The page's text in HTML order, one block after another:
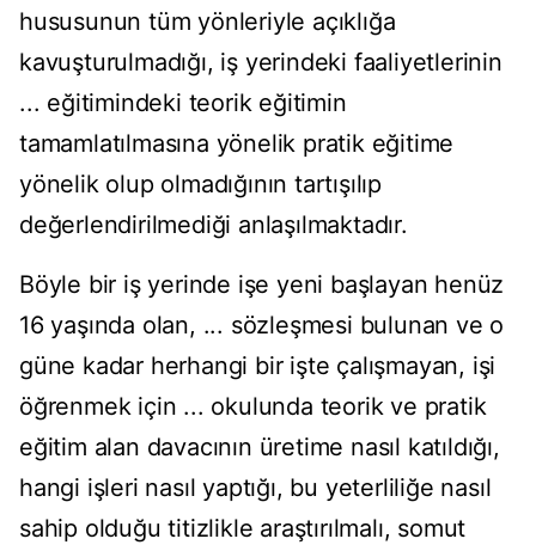
hususunun tüm yönleriyle açıklığa
kavuşturulmadığı, iş yerindeki faaliyetlerinin
... eğitimindeki teorik eğitimin
tamamlatılmasına yönelik pratik eğitime
yönelik olup olmadığının tartışılıp
değerlendirilmediği anlaşılmaktadır.
Böyle bir iş yerinde işe yeni başlayan henüz
16 yaşında olan, ... sözleşmesi bulunan ve o
güne kadar herhangi bir işte çalışmayan, işi
öğrenmek için ... okulunda teorik ve pratik
eğitim alan davacının üretime nasıl katıldığı,
hangi işleri nasıl yaptığı, bu yeterliliğe nasıl
sahip olduğu titizlikle araştırılmalı, somut